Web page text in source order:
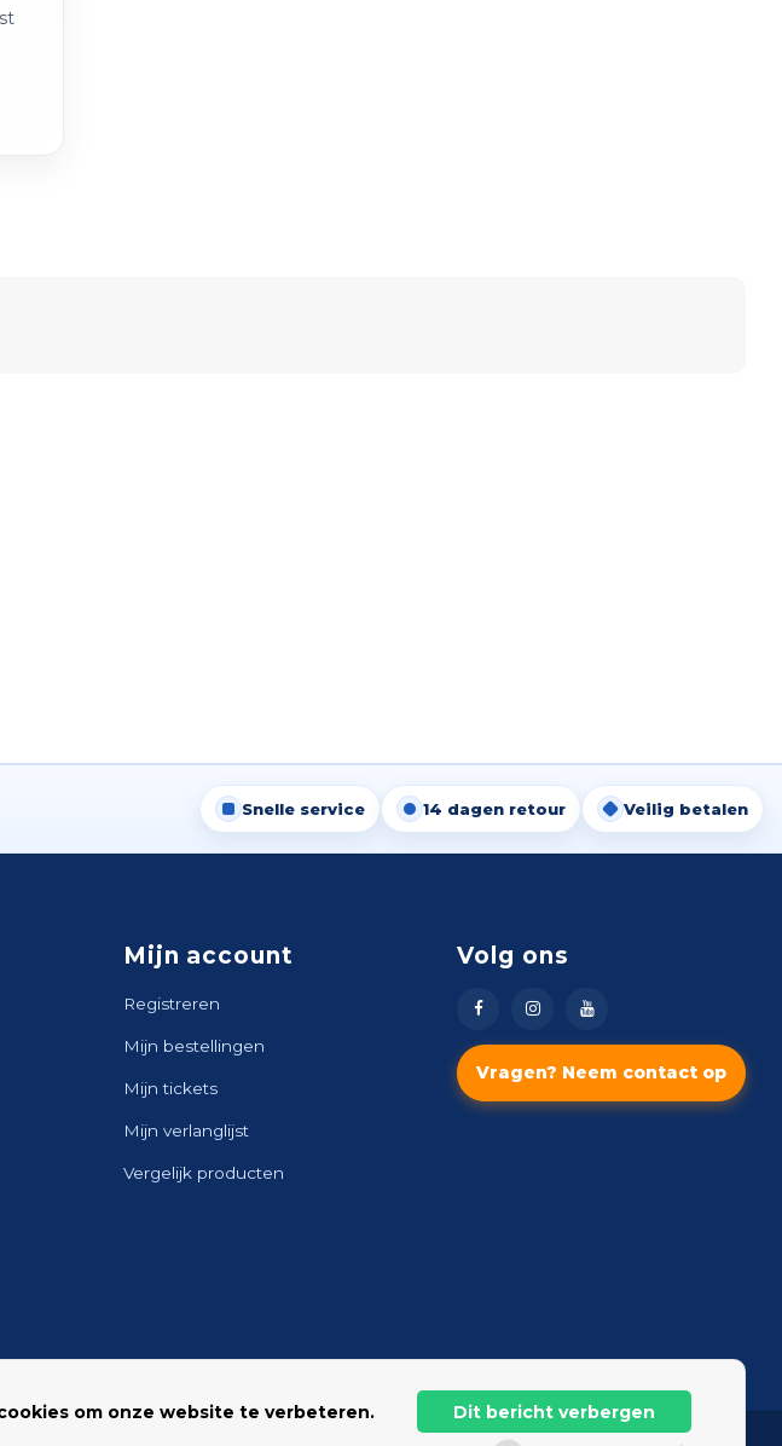
Snelle service 14 dagen retour Veilig betalen
Mijn account
Registreren
Mijn bestellingen
Mijn tickets
Mijn verlanglijst
Vergelijk producten
Volg ons
Vragen? Neem contact op
om onze website te verbeteren.
Dit bericht verbergen